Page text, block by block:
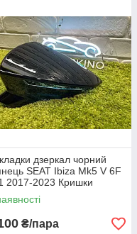
дзеркал чорний
SEAT Ibiza Mk5 V 6F
2017-2023 Кришки
Сеат Ібіца МК5
₴/пара